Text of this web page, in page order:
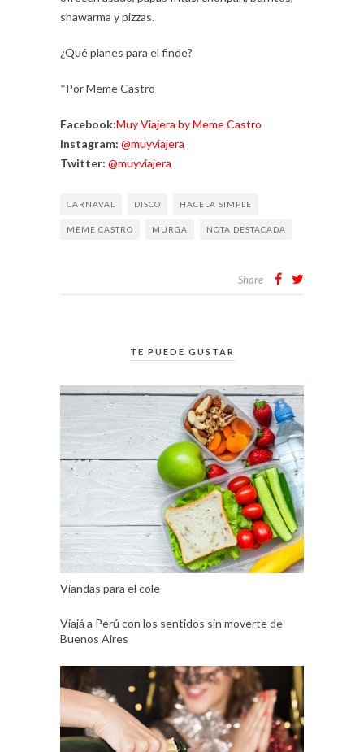
shawarma y pizzas.
¿Qué planes para el finde?
*Por Meme Castro
Facebook:Muy Viajera by Meme Castro
Instagram: @muyviajera
Twitter: @muyviajera
CARNAVAL DISCO HACELA SIMPLE
MEME CASTRO MURGA NOTA DESTACADA
Share
TE PUEDE GUSTAR
Viandas para el cole
Viajá a Perú con los sentidos sin moverte de
Buenos Aires